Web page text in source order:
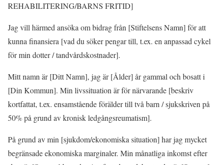
REHABILITERING/BARNS FRITID]
Jag vill härmed ansöka om bidrag från [Stiftelsens Namn] för att
kunna finansiera [vad du söker pengar till, t.ex. en anpassad cykel
för min dotter / tandvårdskostnader].
Mitt namn är [Ditt Namn], jag är [Ålder] år gammal och bosatt i
[Din Kommun]. Min livssituation är för närvarande [beskriv
kortfattat, t.ex. ensamstående förälder till två barn / sjukskriven på
50% på grund av kronisk ledgångsreumatism].
På grund av min [sjukdom/ekonomiska situation] har jag mycket
begränsade ekonomiska marginaler. Min månatliga inkomst efter